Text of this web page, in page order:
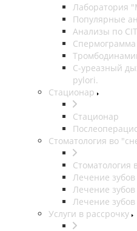
Лаборатория
Популярные
Анализы по
С-уреазный
pylori.
Стационар
Стационар
Стоматология во
Стоматология
Лечение
Лечение
Лечение
Услуги в рассрочку